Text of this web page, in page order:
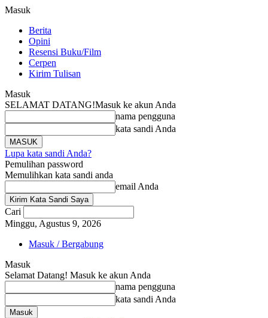
Masuk
Berita
Opini
Resensi Buku/Film
Cerpen
Kirim Tulisan
Masuk
SELAMAT DATANG!Masuk ke akun Anda
nama pengguna
kata sandi Anda
Lupa kata sandi Anda?
Pemulihan password
Memulihkan kata sandi anda
email Anda
Cari
Minggu, Agustus 9, 2026
Masuk / Bergabung
Masuk
Selamat Datang! Masuk ke akun Anda
nama pengguna
kata sandi Anda